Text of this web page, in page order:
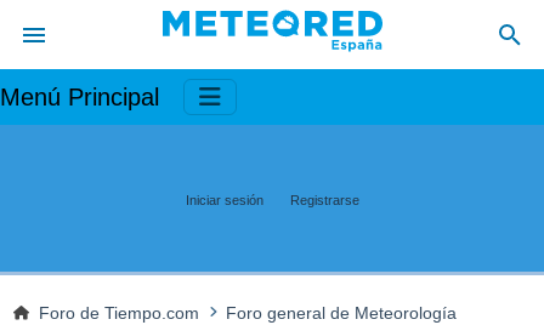
Menú Principal
Iniciar sesión Registrarse
Foro de Tiempo.com
Foro general de Meteorología